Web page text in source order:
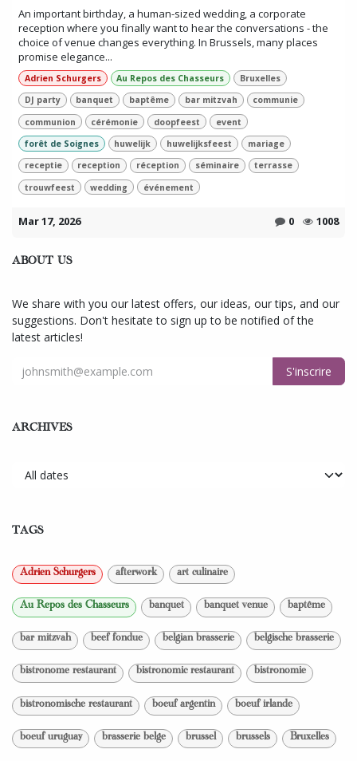
An important birthday, a human-sized wedding, a corporate
reception where you finally want to hear the conversations - the
choice of venue changes everything. In Brussels, many places
promise elegance...
Adrien Schurgers Au Repos des Chasseurs
Bruxelles
DJ party
banquet baptême bar mitzvah
communie
communion
cérémonie doopfeest
event
forêt de Soignes
huwelijk huwelijksfeest
mariage
receptie
reception réception séminaire
terrasse
trouwfeest
wedding événement
Mar 17, 2026 0 1008
ABOUT US
We share with you our latest offers, our ideas, our tips, and our
suggestions. Don't hesitate to sign up to be notified of the
latest articles!
S'inscrire
ARCHIVES
TAGS
Adrien Schurgers afterwork art culinaire
Au Repos des Chasseurs banquet banquet venue baptême
bar mitzvah beef fondue belgian brasserie belgische brasserie
bistronome restaurant bistronomic restaurant bistronomie
bistronomische restaurant boeuf argentin boeuf irlande
boeuf uruguay brasserie belge brussel brussels Bruxelles